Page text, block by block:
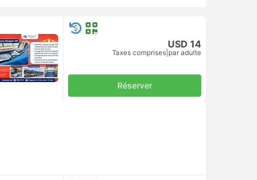
USD 14
Taxes comprises par adulte
Réserver